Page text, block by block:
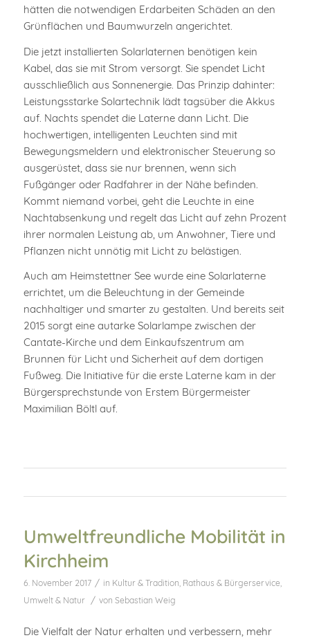
hätten die notwendigen Erdarbeiten Schäden an den
Grünflächen und Baumwurzeln angerichtet.
Die jetzt installierten Solarlaternen benötigen kein
Kabel, das sie mit Strom versorgt. Sie spendet Licht
ausschließlich aus Sonnenergie. Das Prinzip dahinter:
Leistungsstarke Solartechnik lädt tagsüber die Akkus
auf. Nachts spendet die Laterne dann Licht. Die
hochwertigen, intelligenten Leuchten sind mit
Bewegungsmeldern und elektronischer Steuerung so
ausgerüstet, dass sie nur brennen, wenn sich
Fußgänger oder Radfahrer in der Nähe befinden.
Kommt niemand vorbei, geht die Leuchte in eine
Nachtabsenkung und regelt das Licht auf zehn Prozent
ihrer normalen Leistung ab, um Anwohner, Tiere und
Pflanzen nicht unnötig mit Licht zu belästigen.
Auch am Heimstettner See wurde eine Solarlaterne
errichtet, um die Beleuchtung in der Gemeinde
nachhaltiger und smarter zu gestalten. Und bereits seit
2015 sorgt eine autarke Solarlampe zwischen der
Cantate-Kirche und dem Einkaufszentrum am
Brunnen für Licht und Sicherheit auf dem dortigen
Fußweg. Die Initiative für die erste Laterne kam in der
Bürgersprechstunde von Erstem Bürgermeister
Maximilian Böltl auf.
Umweltfreundliche Mobilität in
Kirchheim
6. November 2017 / in Kultur & Tradition, Rathaus & Bürgerservice,
Umwelt & Natur
/ von Sebastian Weig
Die Vielfalt der Natur erhalten und verbessern, mehr